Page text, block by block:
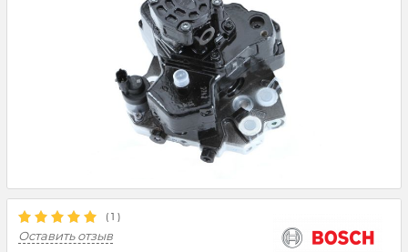
( 1 )
Оставить отзыв